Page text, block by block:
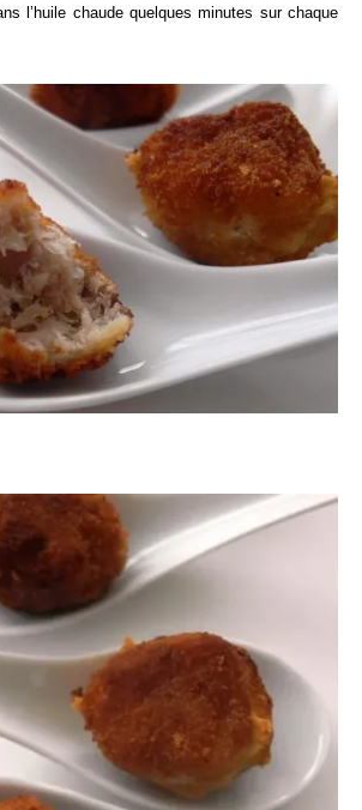
l’huile chaude quelques minutes sur chaque